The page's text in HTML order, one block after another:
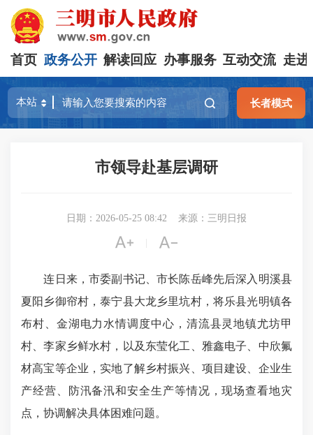
首页 政务公开 解读回应 办事服务 互动交流 走进
长者模式
市领导赴基层调研
日期：2026-05-25 08:42 来源：三明日报
 
连日来，市委副书记、市长陈岳峰先后深入明溪县
夏阳乡御帘村，泰宁县大龙乡里坑村，将乐县光明镇各
布村、金湖电力水情调度中心，清流县灵地镇尤坊甲
村、李家乡鲜水村，以及东莹化工、雅鑫电子、中欣氟
材高宝等企业，实地了解乡村振兴、项目建设、企业生
产经营、防汛备汛和安全生产等情况，现场查看地灾
点，协调解决具体困难问题。